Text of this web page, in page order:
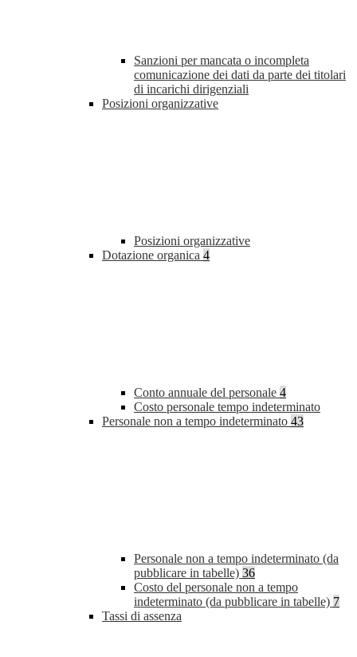
Sanzioni per mancata o incompleta
comunicazione dei dati da parte dei titolari
di incarichi dirigenziali
Posizioni organizzative
Posizioni organizzative
Dotazione organica 4
Conto annuale del personale 4
Costo personale tempo indeterminato
Personale non a tempo indeterminato 43
Personale non a tempo indeterminato (da
pubblicare in tabelle) 36
Costo del personale non a tempo
indeterminato (da pubblicare in tabelle) 7
Tassi di assenza